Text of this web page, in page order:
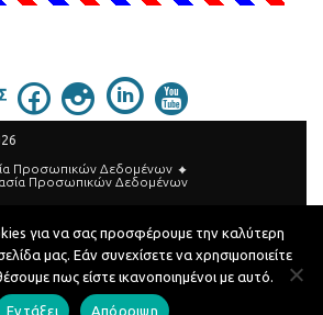
Προσωπικών Δεδομένων
Προσωπικών Δεδομένων
Projects
για να σας προσφέρουμε την καλύτερη
μας. Εάν συνεχίσετε να χρησιμοποιείτε
πως είστε ικανοποιημένοι με αυτό.
Εντάξει Απόρριψη